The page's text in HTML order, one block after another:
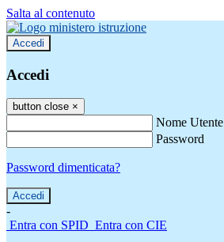
Salta al contenuto
Accedi
Accedi
button close ×
Nome Utente
Password
Password dimenticata?
-
Entra con SPID Entra con CIE